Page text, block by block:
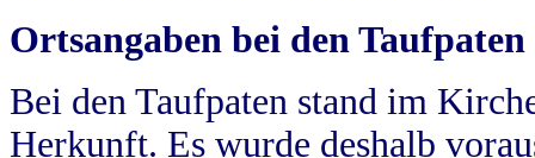
Ortsangaben bei den Taufpaten
Bei den Taufpaten stand im
Herkunft. Es wurde deshalb